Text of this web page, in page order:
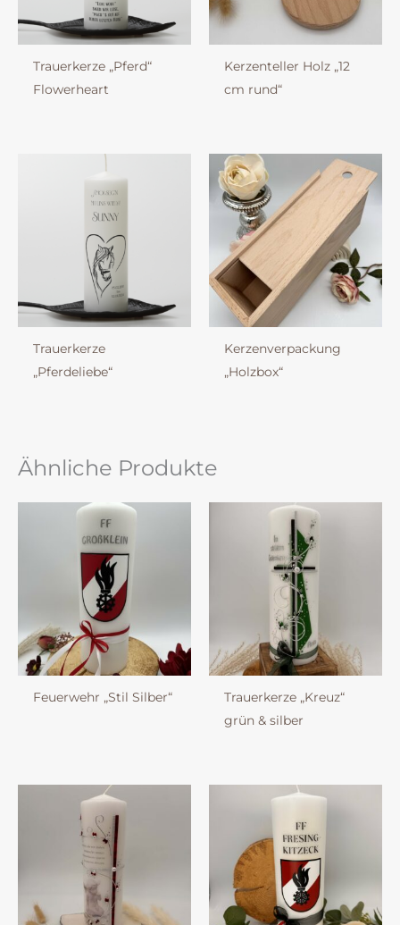
Trauerkerze „Pferd“
Flowerheart
Kerzenteller Holz „12
cm rund“
Trauerkerze
„Pferdeliebe“
Kerzenverpackung
„Holzbox“
Ähnliche Produkte
Feuerwehr „Stil Silber“
Trauerkerze „Kreuz“
grün & silber